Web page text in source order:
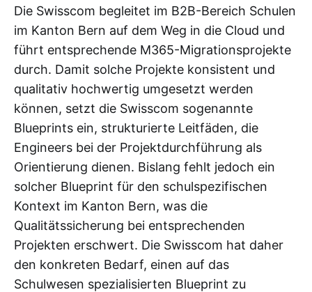
Die Swisscom begleitet im B2B-Bereich Schulen
im Kanton Bern auf dem Weg in die Cloud und
führt entsprechende M365-Migrationsprojekte
durch. Damit solche Projekte konsistent und
qualitativ hochwertig umgesetzt werden
können, setzt die Swisscom sogenannte
Blueprints ein, strukturierte Leitfäden, die
Engineers bei der Projektdurchführung als
Orientierung dienen. Bislang fehlt jedoch ein
solcher Blueprint für den schulspezifischen
Kontext im Kanton Bern, was die
Qualitätssicherung bei entsprechenden
Projekten erschwert. Die Swisscom hat daher
den konkreten Bedarf, einen auf das
Schulwesen spezialisierten Blueprint zu